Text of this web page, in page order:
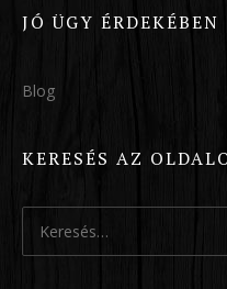
JÓ ÜGY ÉRDEKÉBEN
Blog
KERESÉS AZ